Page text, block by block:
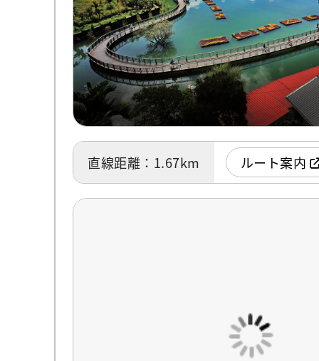
直線距離：1.67km ルート案内